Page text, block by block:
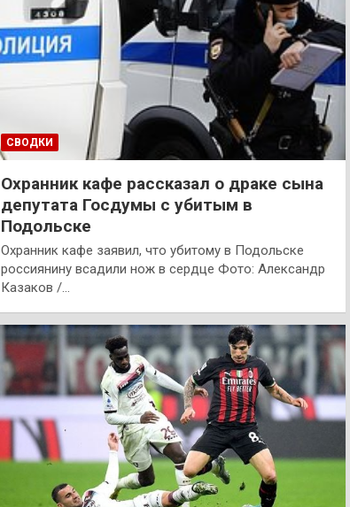
СВОДКИ
Охранник кафе рассказал о драке сына
депутата Госдумы с убитым в
Подольске
Охранник кафе заявил, что убитому в Подольске
россиянину всадили нож в сердце Фото: Александр
Казаков /…